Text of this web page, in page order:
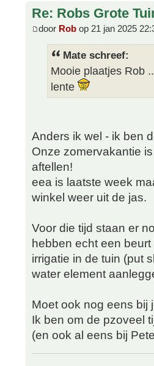
Re: Robs Grote
door Rob op 21 jan 2025
Mate schreef:
Mooie plaatjes Rob
lente
Anders ik wel - ik ben
Onze zomervakantie
aftellen!
eea is laatste week
winkel weer uit de jas.
Voor die tijd staan er
hebben echt een
irrigatie in de tuin (put
water element
Moet ook nog eens bij
Ik ben om de pzoveel
(en ook al eens bij